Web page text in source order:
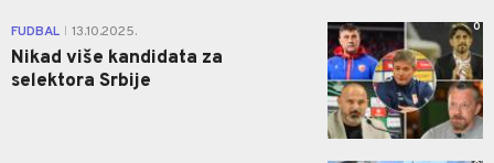
FUDBAL 13.10.2025.
Nikad više kandidata za
selektora Srbije
0